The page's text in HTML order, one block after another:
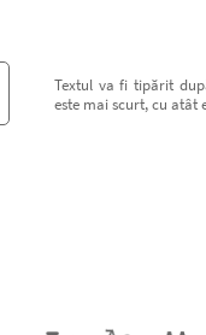
Textul va fi tipărit
este mai scurt, cu atât